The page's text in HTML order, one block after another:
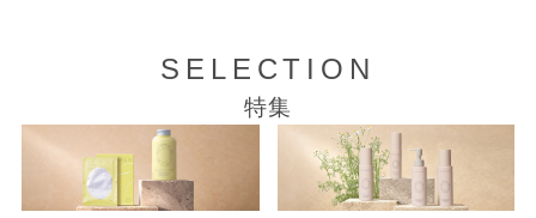
SELECTION
特集